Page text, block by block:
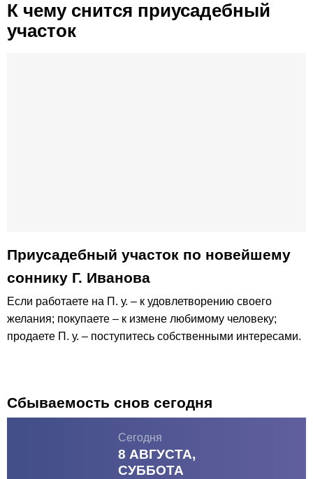
К чему снится приусадебный
участок
Приусадебный участок по новейшему
соннику Г. Иванова
Если работаете на П. у. – к удовлетворению своего
желания; покупаете – к измене любимому человеку;
продаете П. у. – поступитесь собственными интересами.
Сбываемость снов сегодня
Сегодня
8 АВГУСТА,
СУББОТА